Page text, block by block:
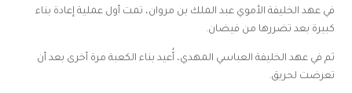
في عهد الخليفة الأموي عبد الملك بن مروان، تمت أول عملية إعادة بناء
كبيرة بعد تضررها من فيضان.
ثم في عهد الخليفة العباسي المهدي، أُعيد بناء الكعبة مرة أخرى بعد أن
تعرضت لحريق.